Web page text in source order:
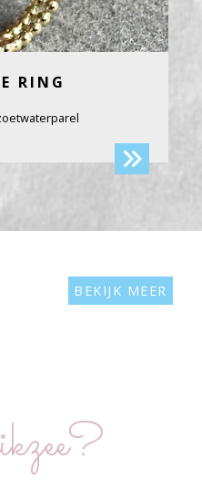
RING
BEKIJK MEER